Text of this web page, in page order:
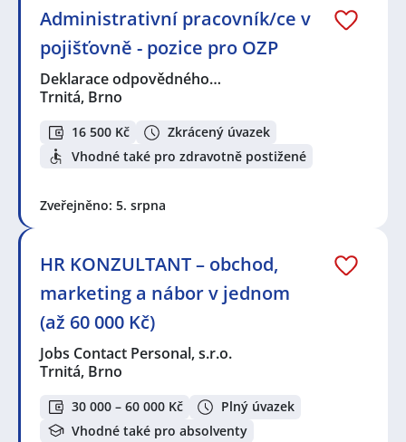
Administrativní pracovník/ce v
pojišťovně - pozice pro OZP
Deklarace odpovědného…
Trnitá, Brno
16 500 Kč
Zkrácený úvazek
Vhodné také pro zdravotně postižené
Zveřejněno: 5. srpna
HR KONZULTANT – obchod,
marketing a nábor v jednom
(až 60 000 Kč)
Jobs Contact Personal, s.r.o.
Trnitá, Brno
30 000 – 60 000 Kč
Plný úvazek
Vhodné také pro absolventy